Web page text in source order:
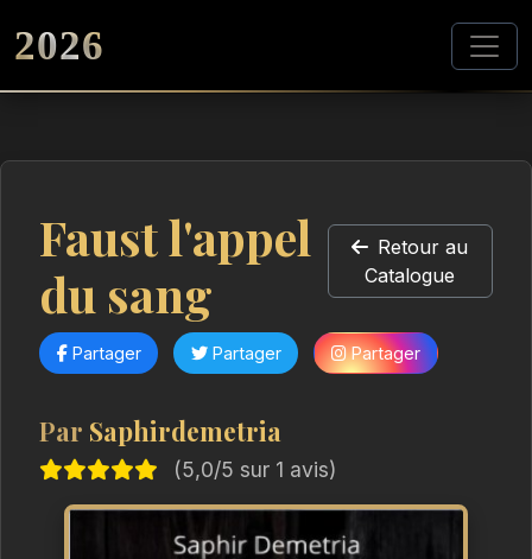
2026
Faust l'appel
du sang
Retour au
Catalogue
Partager Partager Partager
Par Saphirdemetria
(5,0/5 sur 1 avis)